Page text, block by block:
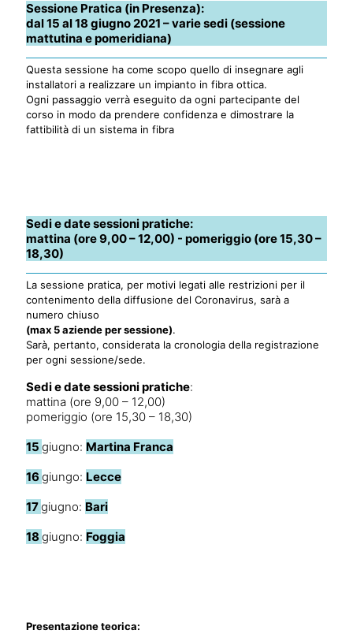
Sessione Pratica (in Presenza):
dal 15 al 18 giugno 2021 – varie sedi (sessione
mattutina e pomeridiana)
Questa sessione ha come scopo quello di insegnare agli
installatori a realizzare un impianto in fibra ottica.
Ogni passaggio verrà eseguito da ogni partecipante del
corso in modo da prendere confidenza e dimostrare la
fattibilità di un sistema in fibra
Sedi e date sessioni pratiche:
mattina (ore 9,00 – 12,00) - pomeriggio (ore 15,30 –
18,30)
La sessione pratica, per motivi legati alle restrizioni per il
contenimento della diffusione del Coronavirus, sarà a
numero chiuso
(max 5 aziende per sessione).
Sarà, pertanto, considerata la cronologia della registrazione
per ogni sessione/sede.
Sedi e date sessioni pratiche:
mattina (ore 9,00 – 12,00)
pomeriggio (ore 15,30 – 18,30)
15 giugno: Martina Franca
16 giungo: Lecce
17giugno: Bari
18 giugno: Foggia
Presentazione teorica: